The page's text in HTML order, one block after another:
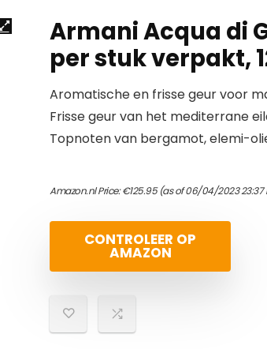
Armani Acqua di
per stuk verpakt,
Aromatische en frisse geur voor
Frisse geur van het mediterrane
Topnoten van bergamot, elemi-
Amazon.nl Price:€125.95(as of 06/04/2023 23:37
CONTROLEER OP
AMAZON